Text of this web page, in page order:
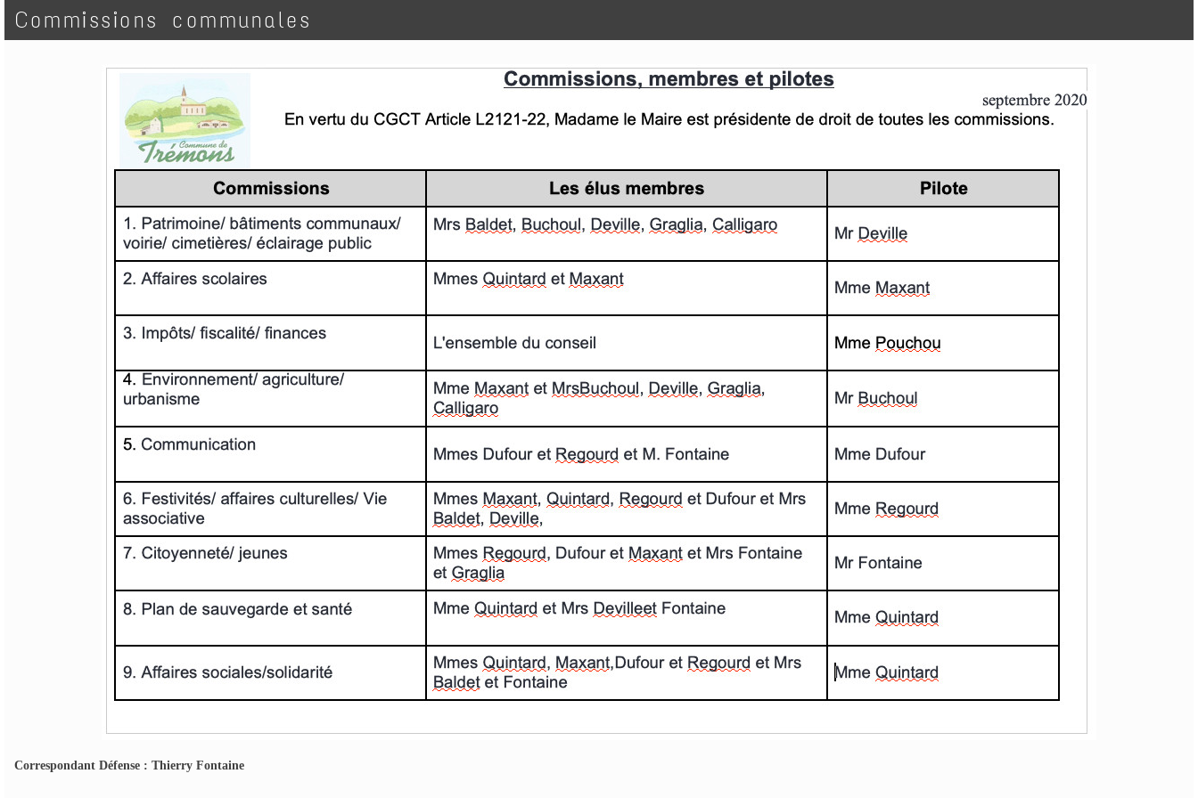
Commissions communales
Correspondant Défense : Thierry Fontaine